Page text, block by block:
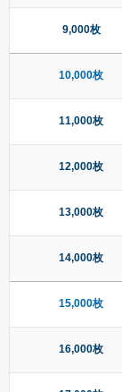
9,000枚
10,000枚
11,000枚
12,000枚
13,000枚
14,000枚
15,000枚
16,000枚